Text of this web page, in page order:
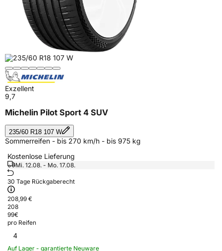
Exzellent
9,7
Michelin Pilot Sport 4 SUV
235/60 R18 107 W
Sommerreifen - bis 270 km/h - bis 975 kg
Kostenlose Lieferung
Mi. 12.08. - Mo. 17.08.
30 Tage Rückgaberecht
208,99 €
208
99€
pro Reifen
4
Auf Lager - garantierte Neuware